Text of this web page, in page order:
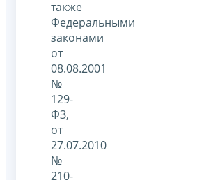
также
Федеральными
законами
от
08.08.2001
№
129-
ФЗ,
от
27.07.2010
№
210-